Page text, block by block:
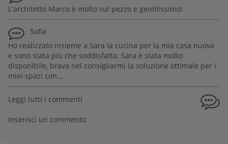
L'architetto Marco è molto sul pezzo e gentilissimo!
Sofia
Ho realizzato insieme a Sara la cucina per la mia casa nuova
e sono stata più che soddisfatta. Sara è stata molto
disponibile, brava nel consigliarmi la soluzione ottimale per i
miei spazi con...
Leggi tutti i commenti
Inserisci un commento